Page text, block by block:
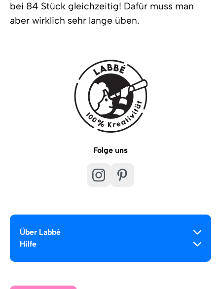
bei 84 Stück gleichzeitig! Dafür muss man
aber wirklich sehr lange üben.
Folge uns
Über Labbé
Hilfe